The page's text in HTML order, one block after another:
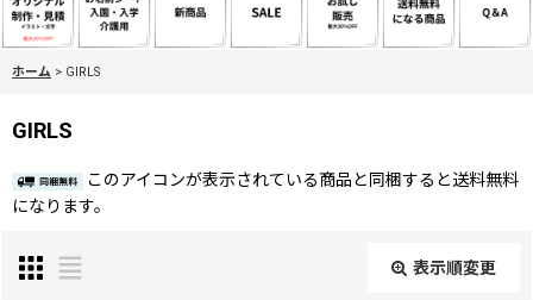
ホーム > GIRLS
GIRLS
このアイコンが表示されている商品と同梱すると送料無料
になります。
表示順変更